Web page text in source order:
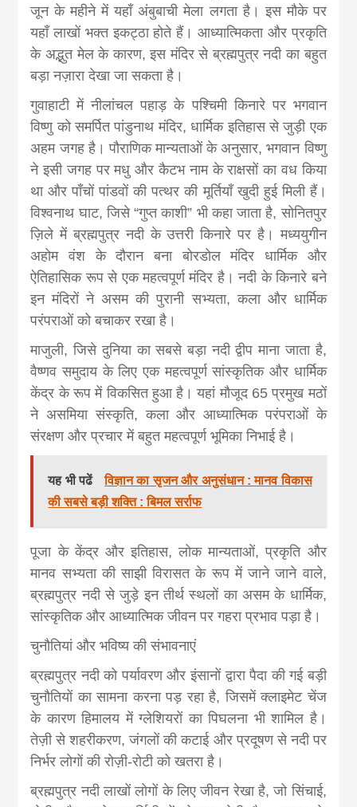
जून के महीने में यहाँ अंबुबाची मेला लगता है। इस मौके पर
यहाँ लाखों भक्त इकट्ठा होते हैं। आध्यात्मिकता और प्रकृति
के अद्भुत मेल के कारण, इस मंदिर से ब्रह्मपुत्र नदी का बहुत
बड़ा नज़ारा देखा जा सकता है।
गुवाहाटी में नीलांचल पहाड़ के पश्चिमी किनारे पर भगवान
विष्णु को समर्पित पांडुनाथ मंदिर, धार्मिक इतिहास से जुड़ी एक
अहम जगह है। पौराणिक मान्यताओं के अनुसार, भगवान विष्णु
ने इसी जगह पर मधु और कैटभ नाम के राक्षसों का वध किया
था और पाँचों पांडवों की पत्थर की मूर्तियाँ खुदी हुई मिली हैं।
विश्वनाथ घाट, जिसे “गुप्त काशी” भी कहा जाता है, सोनितपुर
ज़िले में ब्रह्मपुत्र नदी के उत्तरी किनारे पर है। मध्ययुगीन
अहोम वंश के दौरान बना बोरडोल मंदिर धार्मिक और
ऐतिहासिक रूप से एक महत्वपूर्ण मंदिर है। नदी के किनारे बने
इन मंदिरों ने असम की पुरानी सभ्यता, कला और धार्मिक
परंपराओं को बचाकर रखा है।
माजुली, जिसे दुनिया का सबसे बड़ा नदी द्वीप माना जाता है,
वैष्णव समुदाय के लिए एक महत्वपूर्ण सांस्कृतिक और धार्मिक
केंद्र के रूप में विकसित हुआ है। यहां मौजूद 65 प्रमुख मठों
ने असमिया संस्कृति, कला और आध्यात्मिक परंपराओं के
संरक्षण और प्रचार में बहुत महत्वपूर्ण भूमिका निभाई है।
यह भी पढें
विज्ञान का सृजन और अनुसंधान : मानव विकास
की सबसे बड़ी शक्ति : बिमल सर्राफ
पूजा के केंद्र और इतिहास, लोक मान्यताओं, प्रकृति और
मानव सभ्यता की साझी विरासत के रूप में जाने जाने वाले,
ब्रह्मपुत्र नदी से जुड़े इन तीर्थ स्थलों का असम के धार्मिक,
सांस्कृतिक और आध्यात्मिक जीवन पर गहरा प्रभाव पड़ा है।
चुनौतियां और भविष्य की संभावनाएं
ब्रह्मपुत्र नदी को पर्यावरण और इंसानों द्वारा पैदा की गई बड़ी
चुनौतियों का सामना करना पड़ रहा है, जिसमें क्लाइमेट चेंज
के कारण हिमालय में ग्लेशियरों का पिघलना भी शामिल है।
तेज़ी से शहरीकरण, जंगलों की कटाई और प्रदूषण से नदी पर
निर्भर लोगों की रोज़ी-रोटी को खतरा है।
ब्रह्मपुत्र नदी लाखों लोगों के लिए जीवन रेखा है, जो सिंचाई,